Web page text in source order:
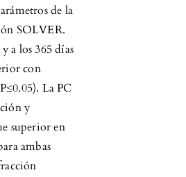
de la
SOLVER.
a los 365 días
con
La PC
y
superior en
ambas